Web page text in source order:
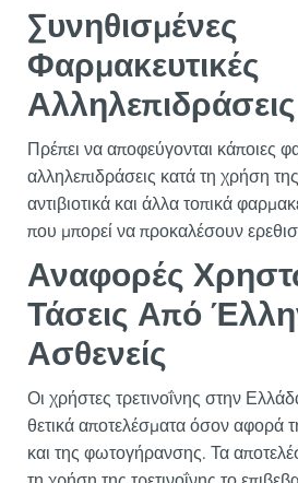
Συνηθισμένες
Φαρμακευτικές
Αλληλεπιδράσεις
Πρέπει να αποφεύγονται κάποιες
αλληλεπιδράσεις κατά τη χρήση
αντιβιοτικά και άλλα τοπικά
που μπορεί να προκαλέσουν
Αναφορές
Τάσεις Από
Ασθενείς
Οι χρήστες τρετινοΐνης στην
θετικά αποτελέσματα όσον αφορά
και της φωτογήρανσης. Τα